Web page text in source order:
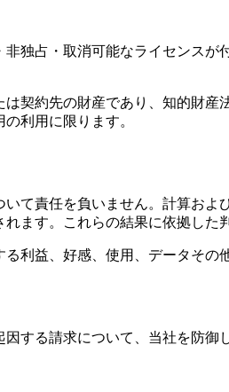
独占・取消可能なライセンス
契約先の財産であり、知的財
利用に限ります。
て責任を負いません。計算お
ます。これらの結果に依拠した
利益、好感、使用、データその
する請求について、当社を防御